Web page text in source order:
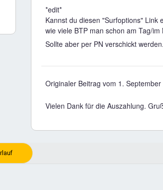
*edit*
Kannst du diesen "Surfoptions" Link
wie viele BTP man schon am Tag/im
Sollte aber per PN verschickt werden.
Originaler Beitrag vom 1.
Vielen Dank für die Auszahlung.